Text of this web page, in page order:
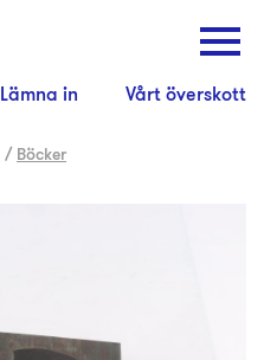
Lämna in Vårt överskott
/ Böcker